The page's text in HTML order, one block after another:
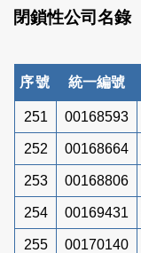
閉鎖性公司名錄
序號 統一編號
251 00168593
252 00168664
253 00168806
254 00169431
255 00170140